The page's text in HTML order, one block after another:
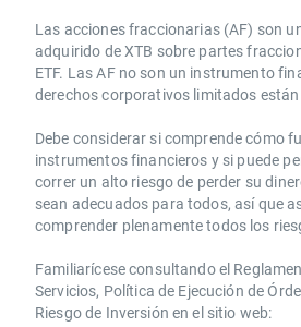
Las acciones fraccionarias (AF) son
adquirido de XTB sobre partes
ETF. Las AF no son un instrumento
derechos corporativos limitados
Debe considerar si comprende cómo
instrumentos financieros y si puede
correr un alto riesgo de perder su
sean adecuados para todos, así que
comprender plenamente todos los
Familiarícese consultando el
Servicios, Política de Ejecución de
Riesgo de Inversión en el sitio web: